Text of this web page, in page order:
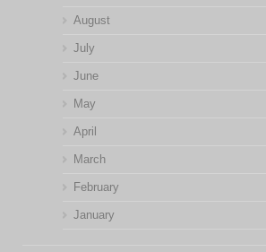
August
July
June
May
April
March
February
January